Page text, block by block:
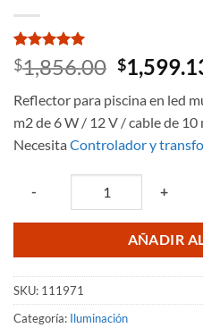
Valorado
con5de 5
2
valoraciones
de clientes
$1,856.00 El
precio
original
era:
$
Reflector para piscina en led
m2 de 6 W / 12 V / cable de 10
Necesita Controlador y
- +
AÑADIR
SKU: 111971
Categoría: Iluminación